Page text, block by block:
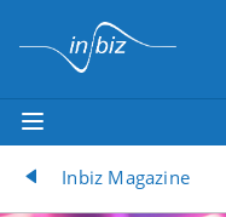
Inbiz Magazine